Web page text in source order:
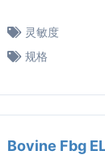
灵敏度
规格
Bovine Fbg